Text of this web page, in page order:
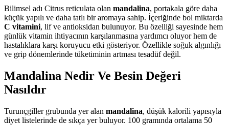
Bilimsel adı Citrus reticulata olan mandalina, portakala göre daha
küçük yapılı ve daha tatlı bir aromaya sahip. İçeriğinde bol miktarda
C vitamini, lif ve antioksidan bulunuyor. Bu özelliği sayesinde hem
günlük vitamin ihtiyacının karşılanmasına yardımcı oluyor hem de
hastalıklara karşı koruyucu etki gösteriyor. Özellikle soğuk algınlığı
ve grip dönemlerinde tüketiminin artması tesadüf değil.
Mandalina Nedir Ve Besin Değeri
Nasıldır
Turunçgiller grubunda yer alan mandalina, düşük kalorili yapısıyla
diyet listelerinde de sıkça yer buluyor. 100 gramında ortalama 50